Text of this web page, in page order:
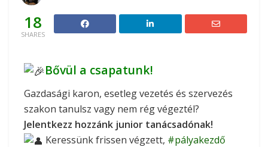
18
SHARES
Bővül a csapatunk!
Gazdasági karon, esetleg vezetés és szervezés
szakon tanulsz vagy nem rég végeztél?
Jelentkezz hozzánk junior tanácsadónak!
Keressünk frissen végzett, #pályakezdő